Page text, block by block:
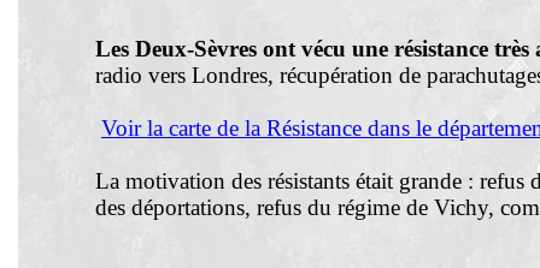
Les Deux-Sèvres ont vécu une résistance
radio vers Londres, récupération de
Voir la carte de la Résistance dans le
La motivation des résistants était grande : refus
des déportations, refus du régime de Vichy,